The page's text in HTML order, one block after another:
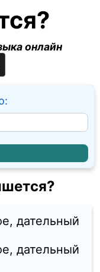
онлайн
дательный
дательный